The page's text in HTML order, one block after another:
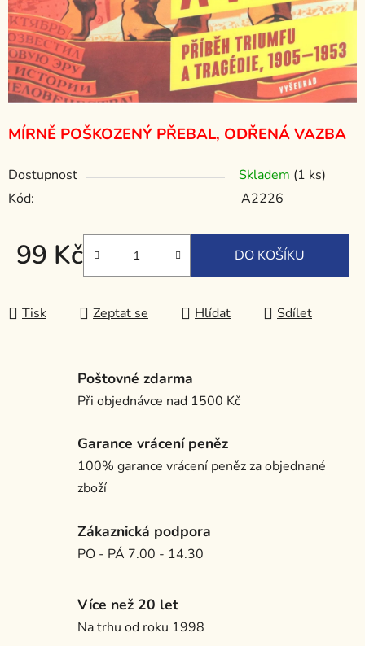
MÍRNĚ POŠKOZENÝ PŘEBAL, ODŘENÁ VAZBA
Dostupnost Skladem (1 ks)
Kód:
A2226
99 Kč
Měrná cena:
DO KOŠÍKU
Tisk Zeptat se Hlídat Sdílet
Poštovné zdarma
Při objednávce nad 1500 Kč
Garance vrácení peněz
100% garance vrácení peněz za objednané
zboží
Zákaznická podpora
PO - PÁ 7.00 - 14.30
Více než 20 let
Na trhu od roku 1998